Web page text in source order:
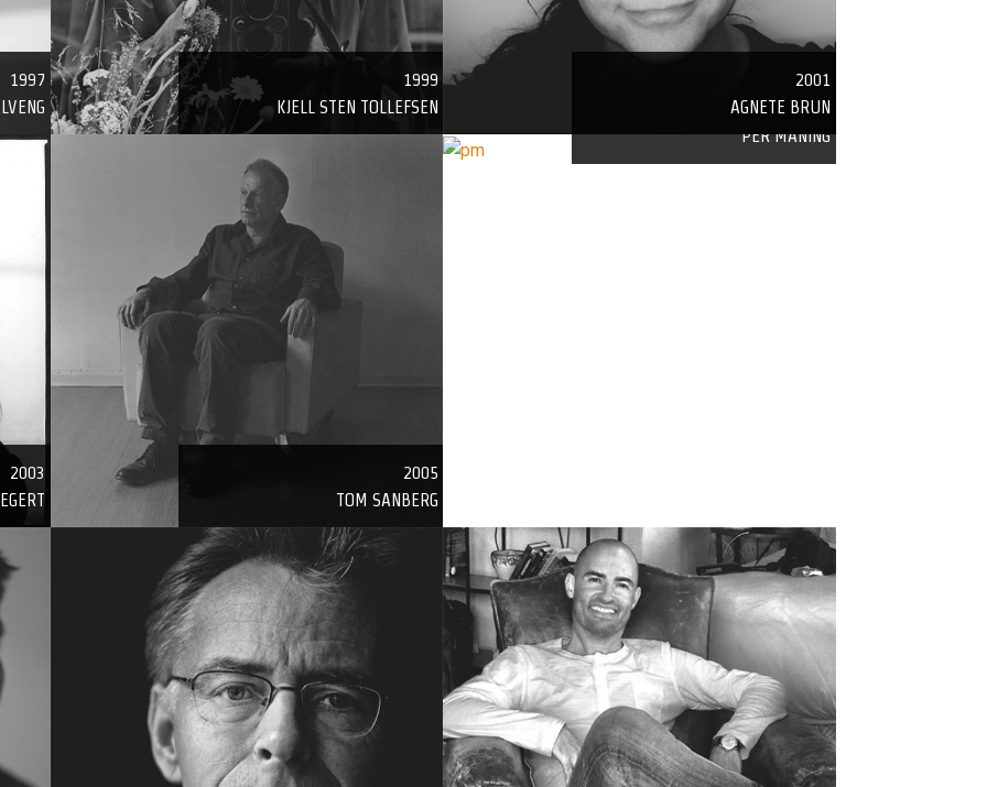
1997
1999
KJELL STEN TOLLEFSEN
2001
AGNETE BRUN
2003
2005
TOM SANBERG
2007
PER MANING